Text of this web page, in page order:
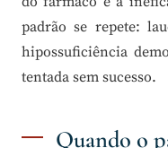
padrão se repete:
hipossuficiência
tentada sem sucesso.
Quando o